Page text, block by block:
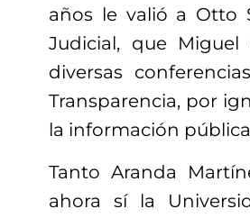
años le valió a Otto
Judicial, que
diversas
Transparencia, por
la información
Tanto Aranda
ahora sí la